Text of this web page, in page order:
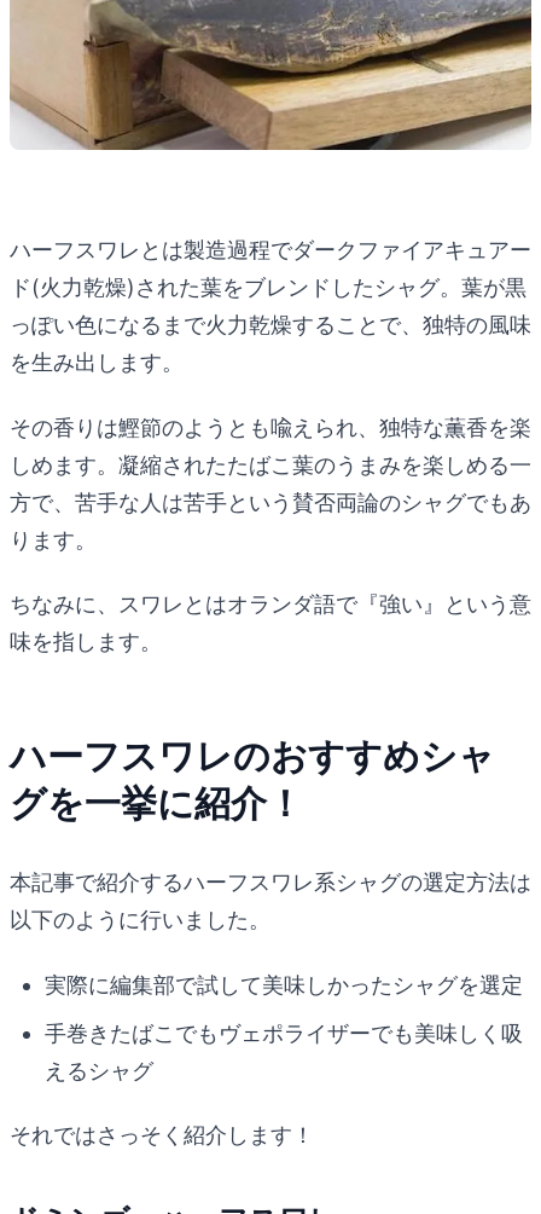
ハーフスワレとは製造過程でダークファイアキュアー
ド(火力乾燥)された葉をブレンドしたシャグ。葉が黒
っぽい色になるまで火力乾燥することで、独特の風味
を生み出します。
その香りは鰹節のようとも喩えられ、独特な薫香を楽
しめます。凝縮されたたばこ葉のうまみを楽しめる一
方で、苦手な人は苦手という賛否両論のシャグでもあ
ります。
ちなみに、スワレとはオランダ語で『強い』という意
味を指します。
ハーフスワレのおすすめシャ
グを一挙に紹介！
本記事で紹介するハーフスワレ系シャグの選定方法は
以下のように行いました。
実際に編集部で試して美味しかったシャグを選定
手巻きたばこでもヴェポライザーでも美味しく吸
えるシャグ
それではさっそく紹介します！